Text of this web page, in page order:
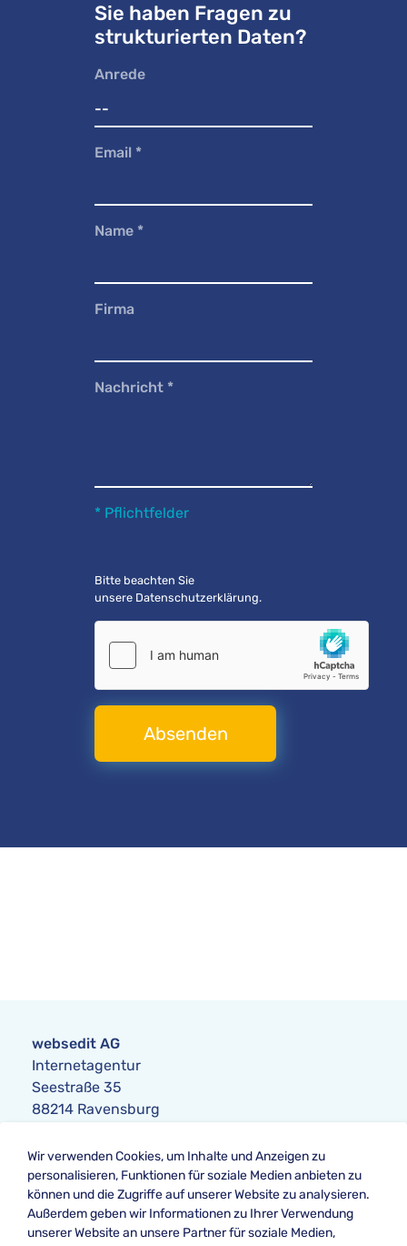
Sie haben Fragen zu
strukturierten Daten?
Anrede
Email *
Name *
Firma
Nachricht *
* Pflichtfelder
Bitte beachten Sie
unsere Datenschutzerklärung.
Absenden
websedit AG
Internetagentur
Seestraße 35
88214 Ravensburg
Telefon:+49 751 354104-0
Telefax: +49 751 354104-42
E-Mail:anfrage@websedit.de
Wir verwenden Cookies, um Inhalte und Anzeigen zu
personalisieren, Funktionen für soziale Medien anbieten zu
können und die Zugriffe auf unserer Website zu analysieren.
Außerdem geben wir Informationen zu Ihrer Verwendung
unserer Website an unsere Partner für soziale Medien,